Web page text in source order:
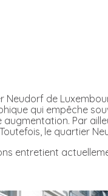
Neudorf de
qui empêche
Par
le quartier
entretient